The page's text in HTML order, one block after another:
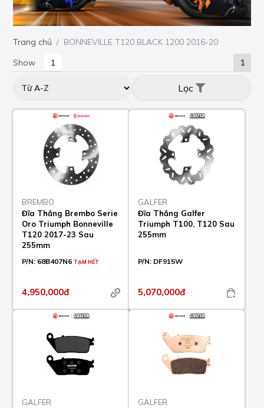
Trang chủ
BONNEVILLE T120 BLACK 1200 2016-20
Show
1
Lọc
BREMBO
Đĩa Thắng Brembo Serie
Oro Triumph Bonneville
T120 2017-23 Sau
255mm
P/N: 68B407N6 TẠM HẾT
4,950,000đ
GALFER
Đĩa Thắng Galfer
Triumph T100, T120 Sau
255mm
P/N: DF915W
5,070,000đ
GALFER
GALFER